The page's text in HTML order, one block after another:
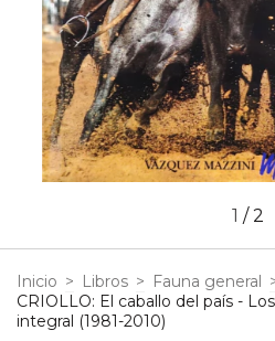
1 /2
Inicio > Libros > Fauna general
CRIOLLO: El caballo del país -
integral (1981-2010)